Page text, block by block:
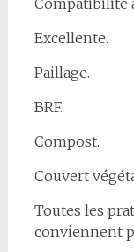
Excellente.
Paillage.
BRF.
Compost.
Couvert
Toutes les
conviennent